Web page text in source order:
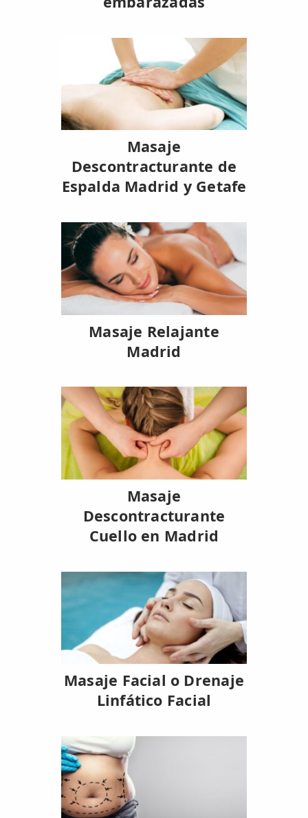
Bursitis de Hombro
Síndrome Piramidal
Tendinitis de Aquiles
Masaje
Descontracturante de
Espalda Madrid y Getafe
Masaje Relajante
Madrid
Masaje
Descontracturante
Cuello en Madrid
Masaje Facial o Drenaje
Linfático Facial